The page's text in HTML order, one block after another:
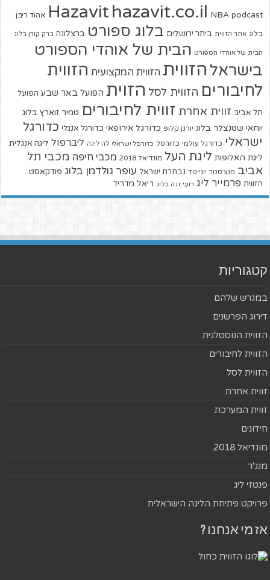
Hazavit hazavit.co.il NBA podcast אהוד ריבן
בלוג אתר הזווית ביתר ירושלים בלוג ספורט ברצלונה ברק קורן בלוג
הבית של אוהדי הספורט הבית של אוהדי הספורט
בישראל הזווית הזווית המקצועית הזווית
לחיבורים הזווית לסל הזוית הפועל באר שבע הפועל
תל אביב זווית אחרת זווית לחיבורים טמיר זוארץ בלוג
יוחאי שטנצלר בלוג יורגן קלופ כדורגל אירופאי כדורגל אנגלי כדורגל
ישראלי כדורגל עולמי כדורסל כדורסל ישראלי לה ליגה ליברפול ליגה אנגלית
ליגת האלופות ליגת העל מונדיאל 2018 מכבי חיפה מכבי תל
אביב מנצ'סטר יונייטד נבחרת ישראל עופר גולדמן בלוג פודקאסט
הזווית פרמייר ליג רועי זגה בלוג ריאל מדריד
קטגוריות
במגרש שלהם
דירוג הפרשנים
הזווית הנוסטלגית
הזווית לחיבורים
הזווית לסל
זווית אחרת
זווית המערכת
חידונים
מונדיאל 2018
מנג'ר
פנטזי ליג
פרויקט פתיחת הליגה הישראלית
אז מי אנחנו ?